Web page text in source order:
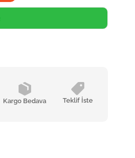
Kargo Bedava Teklif İste